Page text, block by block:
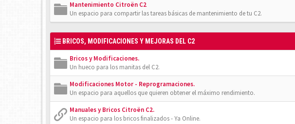
Mantenimiento Citroën C2
Un espacio para compartir las tareas básicas de mantenimiento de tu C2.
BRICOS, MODIFICACIONES Y MEJORAS DEL C2
Bricos y Modificaciones.
Un hueco para los manitas del C2.
Modificaciones Motor - Reprogramaciones.
Un espacio para aquellos que quieren obtener el máximo rendimiento.
Manuales y Bricos Citroën C2.
Un espacio para los bricos finalizados - Ya Online.